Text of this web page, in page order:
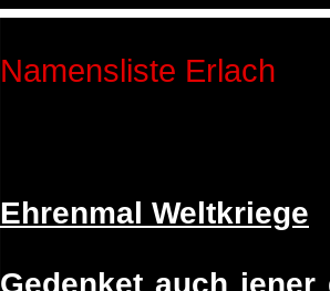
Namensliste Erlach
Ehrenmal Weltkriege
Gedenket auch